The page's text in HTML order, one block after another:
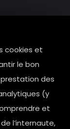
cookies et
le bon
des
(y
et
l’internaute,